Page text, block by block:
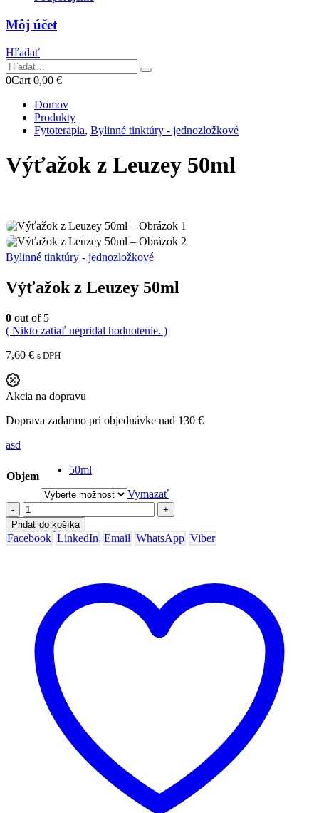
Môj účet
Hľadať
0Cart 0,00 €
Domov
Produkty
Fytoterapia, Bylinné tinktúry - jednozložkové
Výťažok z Leuzey 50ml
Bylinné tinktúry - jednozložkové
Výťažok z Leuzey 50ml
0 out of 5
( Nikto zatiaľ nepridal hodnotenie. )
7,60 € s DPH
Akcia na dopravu
Doprava zadarmo pri objednávke nad 130 €
asd
Objem
50ml
Vymazať
-
+
Pridať do košíka
Facebook LinkedIn Email WhatsApp Viber